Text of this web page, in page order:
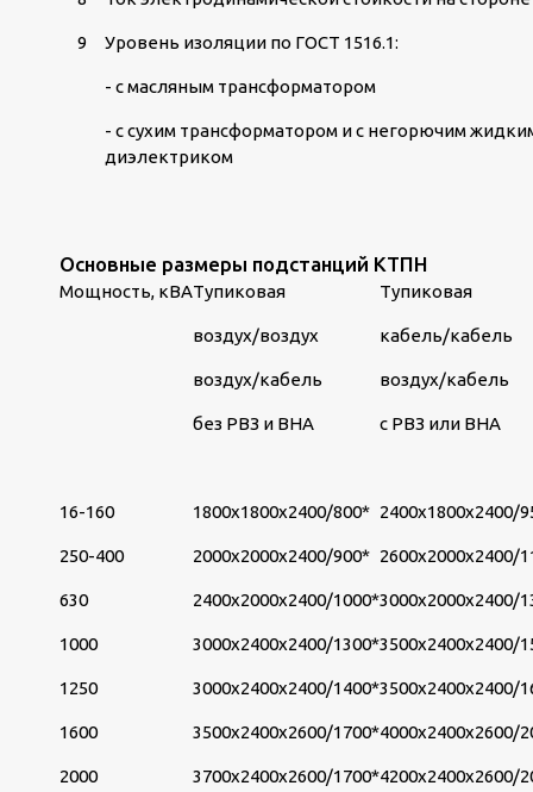
9 Уровень изоляции по ГОСТ 1516.1:
- с масляным трансформатором
- с сухим трансформатором и с негорючим
диэлектриком
Основные размеры подстанций КТПН
Мощность, кВАТупиковая Тупиковая
воздух/воздух
воздух/кабель
без РВЗ и ВНА
кабель/кабель
воздух/кабель
с РВЗ или ВНА
16-160 1800х1800х2400/800* 2400х1800х2400/
250-400 2000х2000х2400/900* 2600х2000х2400/
630 2400х2000х2400/1000*3000х2000х2400/
1000 3000х2400х2400/1300*3500х2400х2400/
1250 3000х2400х2400/1400*3500х2400х2400/
1600 3500х2400х2600/1700*4000х2400х2600/
2000 3700х2400х2600/1700*4200х2400х2600/